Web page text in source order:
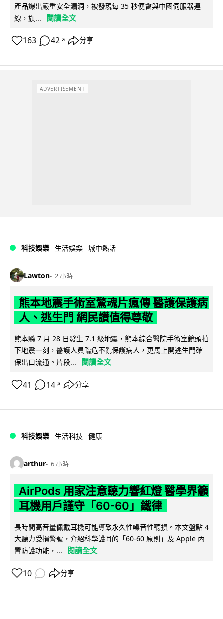
產品爆出嚴重安全漏洞，被發現每 35 秒便會與中國伺服器連
線，旗...
閱讀全文
163 42 ↗ 分享
ADVERTISEMENT
科技娛樂 生活娛樂 城中熱話
Lawton 2 小時
熊本地震手術室驚魂片瘋傳 醫護保護病
人、逃生門 網民讚值得尊敬
熊本縣 7 月 28 日發生 7.1 級地震，熊本綜合醫院手術室鏡頭拍
下地震一刻，醫護人員臨危不亂保護病人，更馬上開逃生門確
保出口流通。片段...
閱讀全文
41 14 ↗ 分享
科技娛樂 生活科技 健康
arthur 6 小時
AirPods 用家注意聽力響紅燈 醫學界籲
耳機用戶謹守「60-60」鐵律
長時間高音量佩戴耳機可能導致永久性噪音性聽損。本文盤點 4
大聽力受損警號，介紹科學護耳的「60-60 原則」及 Apple 內
置防護功能，...
閱讀全文
10 分享